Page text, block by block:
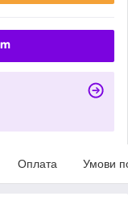
Оплата Умови